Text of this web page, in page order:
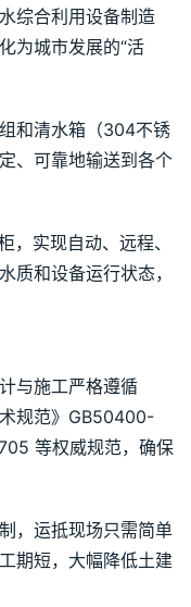
综合利用设备制造
为城市发展的“活
和清水箱（304不锈
、可靠地输送到各个
，实现自动、远程、
质和设备运行状态，
与施工严格遵循
规范》GB50400-
等权威规范，确保
，运抵现场只需简单
期短，大幅降低土建